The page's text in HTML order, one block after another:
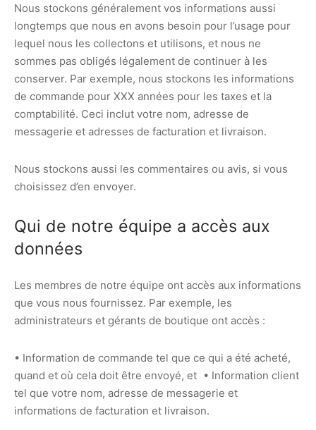
Nous stockons généralement vos informations aussi
longtemps que nous en avons besoin pour l’usage pour
lequel nous les collectons et utilisons, et nous ne
sommes pas obligés légalement de continuer à les
conserver. Par exemple, nous stockons les informations
de commande pour XXX années pour les taxes et la
comptabilité. Ceci inclut votre nom, adresse de
messagerie et adresses de facturation et livraison.
Nous stockons aussi les commentaires ou avis, si vous
choisissez d’en envoyer.
Qui de notre équipe a accès aux
données
Les membres de notre équipe ont accès aux informations
que vous nous fournissez. Par exemple, les
administrateurs et gérants de boutique ont accès :
• Information de commande tel que ce qui a été acheté,
quand et où cela doit être envoyé, et • Information client
tel que votre nom, adresse de messagerie et
informations de facturation et livraison.